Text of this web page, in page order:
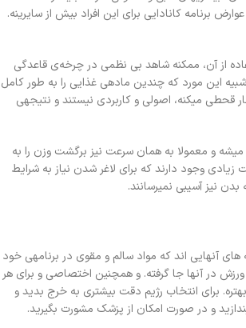
عوارض برنامه کانادایی برای این افراد بیش از سایرینه.
از آن، ممکنه شاهد بی نظمی در چرخه‌ی قاعدگی
این مورد که چندین مادهی غذایی را به طور کامل
قحطی میکنه، اصولی و کاربردی نیستند و نتیجهی
و معمولا به همان سرعت نیز برگشت وزن را به
زیادی وجود دارند که برای لاغر شدن نیاز به شرایط
نیز آسیبی نمیرسانند.
های آنهایی اند که مواد سالم و مقوی در برنامهی خود
ورزش در آنها جا گرفته. و همچنین اختصاصی و برای هر
برای انتخاب رژيم دقت بیشتری به خرج بدید و
و در صورت امکان از پزشک مشورت بگیرید.